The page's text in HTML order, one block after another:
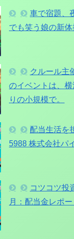
車で宿題、
でも笑う娘の新
クルール主
のイベントは、
りの小規模で。
配当生活を
5988 株式会社パ
コツコツ投
月：配当金レポー